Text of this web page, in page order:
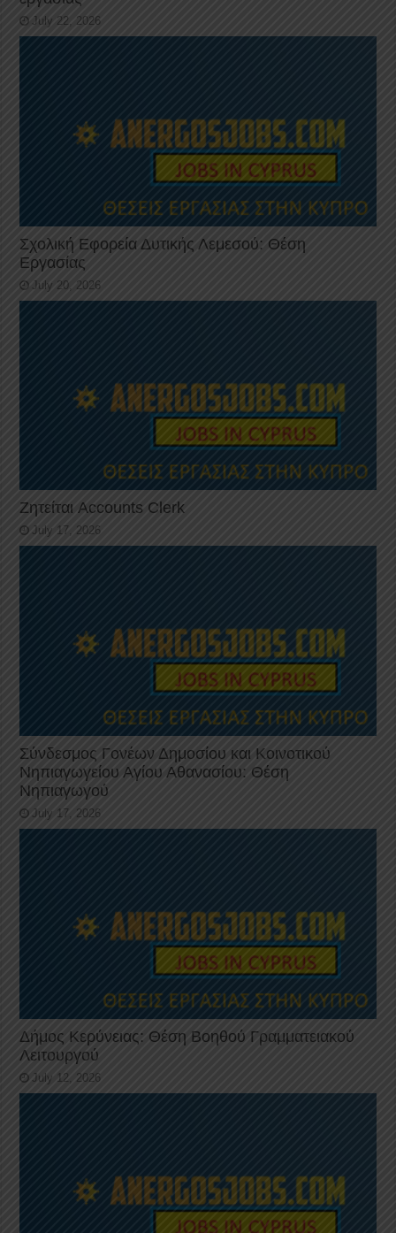
July 22, 2026
Σχολική Εφορεία Δυτικής Λεμεσού: Θέση
Εργασίας
July 20, 2026
Ζητείται Accounts Clerk
July 17, 2026
Σύνδεσμος Γονέων Δημοσίου και Κοινοτικού
Νηπιαγωγείου Αγίου Αθανασίου: Θέση
Νηπιαγωγού
July 17, 2026
Δήμος Κερύνειας: Θέση Βοηθού Γραμματειακού
Λειτουργού
July 12, 2026